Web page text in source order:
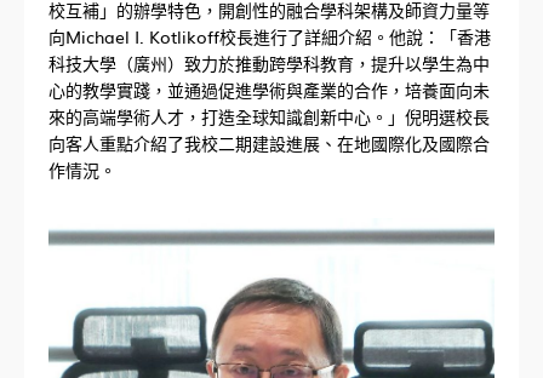
校互補」的辦學特色，開創性的融合學科架構及師資力量等
向Michael I. Kotlikoff校長進行了詳細介紹。他說：「香港
科技大學（廣州）致力於推動跨學科教育，提升以學生為中
心的教學實踐，並通過促進學術與產業的合作，培養面向未
來的高端學術人才，打造全球知識創新中心。」倪明選校長
向客人重點介紹了我校二期建設進展、在地國際化及國際合
作情況。